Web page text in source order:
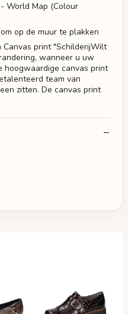
World Map (Colour
op de muur te plakken
Canvas print "SchilderijWilt
wanneer u uw
hoogwaardige canvas print
team van
zitten. De canvas print